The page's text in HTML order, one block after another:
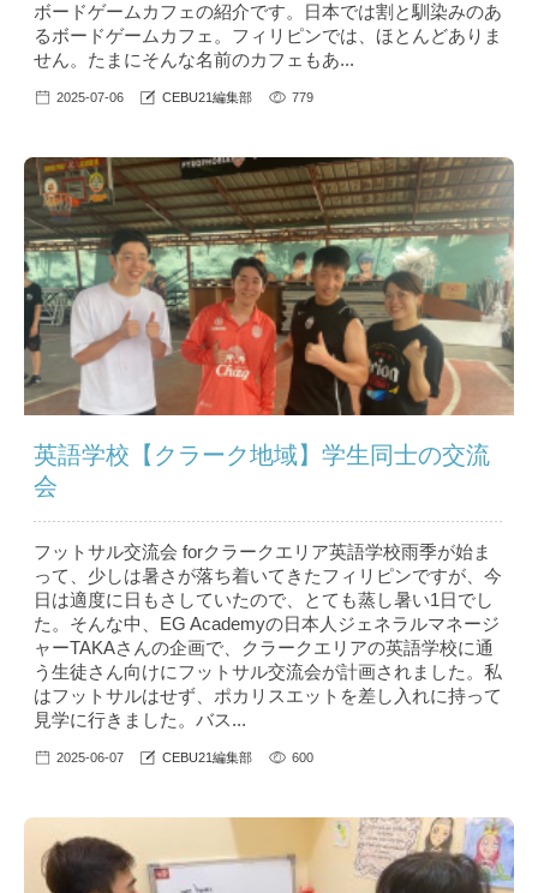
ボードゲームカフェの紹介です。日本では割と馴染みのあ
るボードゲームカフェ。フィリピンでは、ほとんどありま
せん。たまにそんな名前のカフェもあ...
2025-07-06 CEBU21編集部 779
英語学校【クラーク地域】学生同士の交流
会
フットサル交流会 forクラークエリア英語学校雨季が始ま
って、少しは暑さが落ち着いてきたフィリピンですが、今
日は適度に日もさしていたので、とても蒸し暑い1日でし
た。そんな中、EG Academyの日本人ジェネラルマネージ
ャーTAKAさんの企画で、クラークエリアの英語学校に通
う生徒さん向けにフットサル交流会が計画されました。私
はフットサルはせず、ポカリスエットを差し入れに持って
見学に行きました。バス...
2025-06-07 CEBU21編集部 600